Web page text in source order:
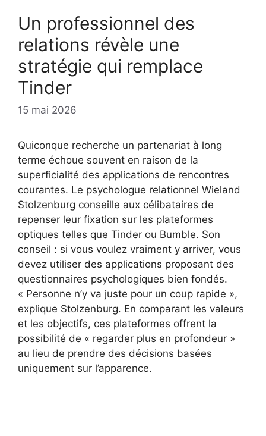
Un professionnel des
relations révèle une
stratégie qui remplace
Tinder
15 mai 2026
Quiconque recherche un partenariat à long
terme échoue souvent en raison de la
superficialité des applications de rencontres
courantes. Le psychologue relationnel Wieland
Stolzenburg conseille aux célibataires de
repenser leur fixation sur les plateformes
optiques telles que Tinder ou Bumble. Son
conseil : si vous voulez vraiment y arriver, vous
devez utiliser des applications proposant des
questionnaires psychologiques bien fondés.
« Personne n’y va juste pour un coup rapide »,
explique Stolzenburg. En comparant les valeurs
et les objectifs, ces plateformes offrent la
possibilité de « regarder plus en profondeur »
au lieu de prendre des décisions basées
uniquement sur l’apparence.